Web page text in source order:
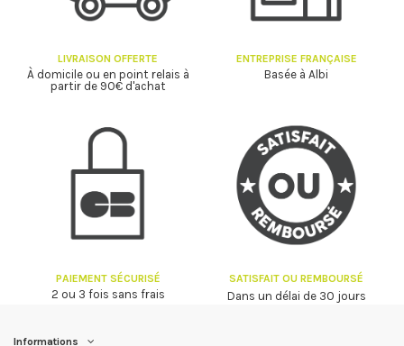
LIVRAISON OFFERTE
À domicile ou en point relais à
partir de 90€ d'achat
ENTREPRISE FRANÇAISE
Basée à Albi
PAIEMENT SÉCURISÉ
2 ou 3 fois sans frais
SATISFAIT OU REMBOURSÉ
Dans un délai de 30 jours
Informations